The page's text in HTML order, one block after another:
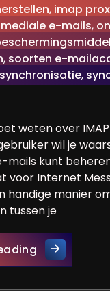
, imap
e-mails,
, soorten e-
synchronisatie,
weten over
wil je
mails kunt beheren
voor Internet
handige manier
tussen je
Alles over